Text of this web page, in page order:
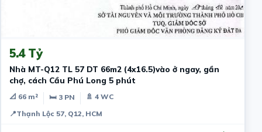
5.4 Tỷ
Nhà MT-Q12 TL 57 DT 66m2 (4x16.5)vào ở ngay, gần
chợ, cách Cầu Phú Long 5 phút
📐 66 m² 🛏 3 PN
🚿 4 WC
📍Thạnh Lộc 57, Q12, HCM